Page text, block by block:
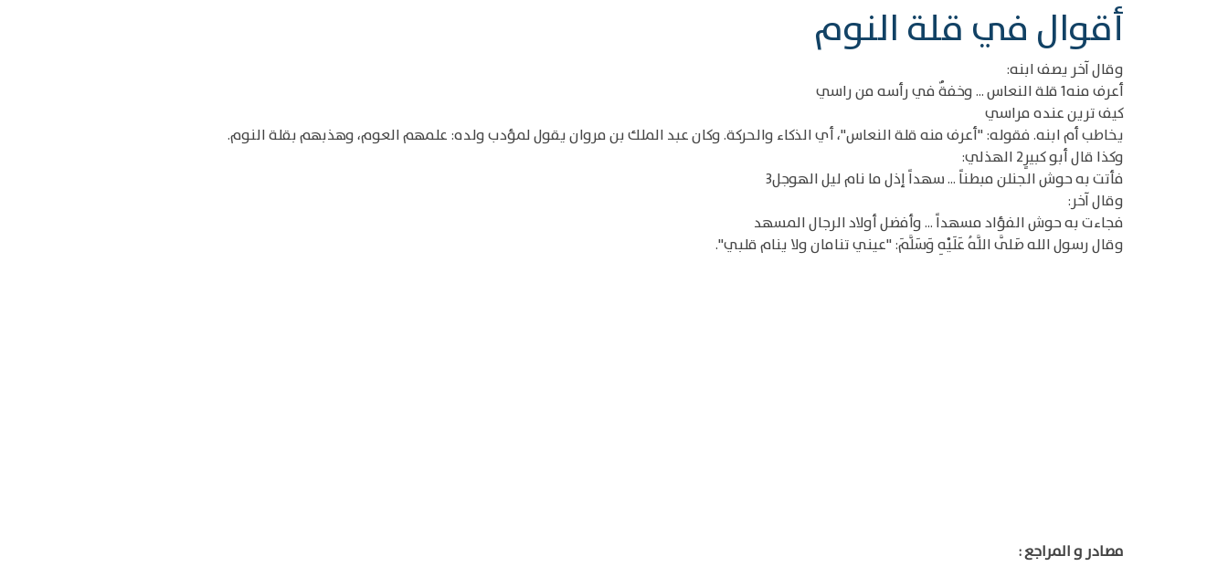
أقوال في قلة النوم
وقال آخر يصف ابنه:
أعرف منه1 قلة النعاس ... وخفةٌ في رأسه من راسي
كيف ترين عنده مراسي
يخاطب أم ابنه. فقوله: "أعرف منه قلة النعاس"، أي الذكاء والحركة. وكان عبد الملك بن مروان يقول لمؤدب ولده: علمهم العوم، وهذبهم بقلة النوم.
وكذا قال أبو كبيرٍ2 الهذلي:
فأتت به حوش الجنلن مبطناً ... سهداً إذل ما نام ليل الهوجل3
وقال آخر:
فجاءت به حوش الفؤاد مسهداً ... وأفضل أولاد الرجال المسهد
وقال رسول الله صَلَّى اللَّهُ عَلَيْهِ وَسَلَّمَ: "عيني تنامان ولا ينام قلبي".
مصادر و المراجع :